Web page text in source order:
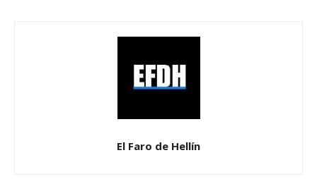
El Faro de Hellín